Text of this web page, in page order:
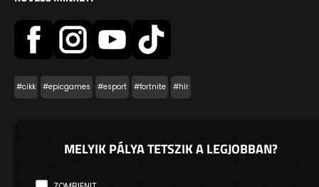
#cikk #epicgames #esport #fortnite #hír
MELYIK PÁLYA TETSZIK A LEGJOBBAN?